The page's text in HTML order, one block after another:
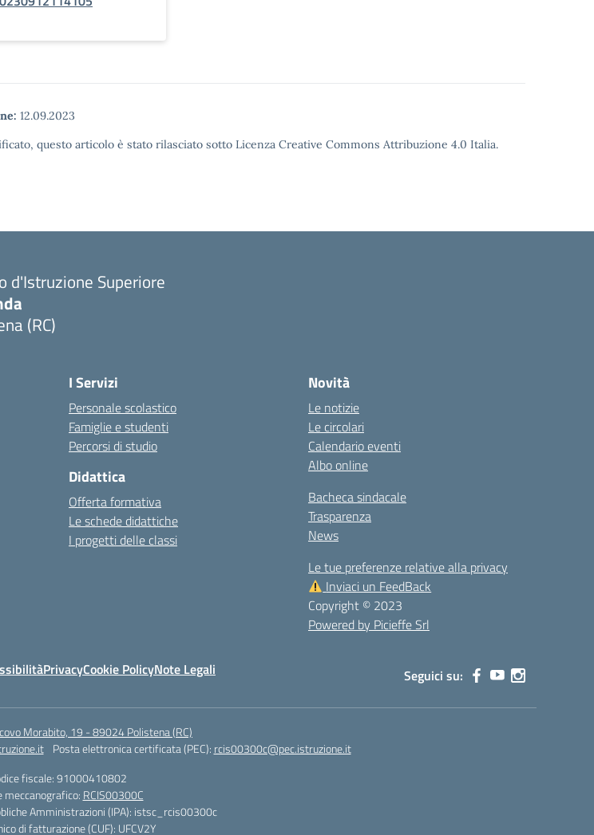
12.09.2023
questo articolo è stato rilasciato sotto Licenza Creative Commons Attribuzione 4.0 Italia.
d'Istruzione Superiore
(RC)
I Servizi
Personale scolastico
Famiglie e studenti
Percorsi di studio
Didattica
Offerta formativa
Le schede didattiche
I progetti delle classi
Novità
Le notizie
Le circolari
Calendario eventi
Albo online
Bacheca sindacale
Trasparenza
News
Le tue preferenze relative alla privacy
Inviaci un FeedBack
Copyright © 2023
Powered by Picieffe Srl
PrivacyCookie PolicyNote Legali Seguici su:
Morabito, 19 - 89024 Polistena (RC)
Posta elettronica certificata (PEC): rcis00300c@pec.istruzione.it
fiscale: 91000410802
meccanografico: RCIS00300C
Amministrazioni (IPA): istsc_rcis00300c
di fatturazione (CUF): UFCV2Y